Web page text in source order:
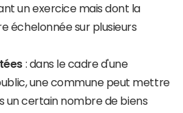
un exercice mais dont la
échelonnée sur plusieurs
: dans le cadre d'une
une commune peut mettre
un certain nombre de biens